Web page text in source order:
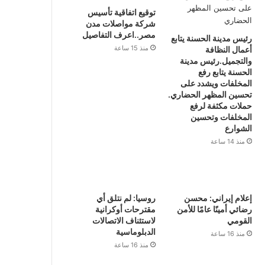
رئيس مدينة الحسنة يتابع
أعمال النظافة
والتجميل.رئيس مدينة
الحسنة يتابع رفع
المخلفات ويشدد على
تحسين المظهر الحضاري.
حملات مكثفة لرفع
المخلفات وتحسين
الشوارع
منذ 14 ساعة
توقيع اتفاقية تأسيس
شركة مواصلات مدن
مصر..اعرف التفاصيل
منذ 15 ساعة
إعلام إيراني: محسن
رضائي أمينًا عامًا للأمن
القومي
منذ 16 ساعة
روسيا: لم نتلق أي
مقترحات أوكرانية
لاستئناف الاتصالات
الدبلوماسية
منذ 16 ساعة